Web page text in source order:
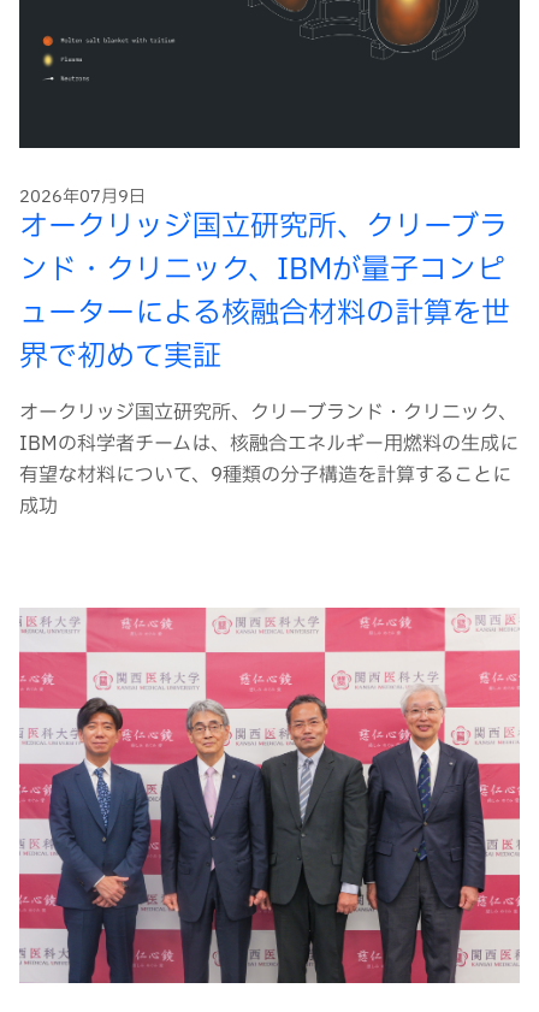
2026年07月9日
オークリッジ国立研究所、クリーブラ
ンド・クリニック、IBMが量子コンピ
ューターによる核融合材料の計算を世
界で初めて実証
オークリッジ国立研究所、クリーブランド・クリニック、
IBMの科学者チームは、核融合エネルギー用燃料の生成に
有望な材料について、9種類の分子構造を計算することに
成功